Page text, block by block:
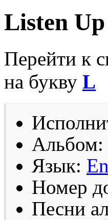
Listen Up
Перейти к
на букву L
Альбом:
Язык:
Номер
Песни